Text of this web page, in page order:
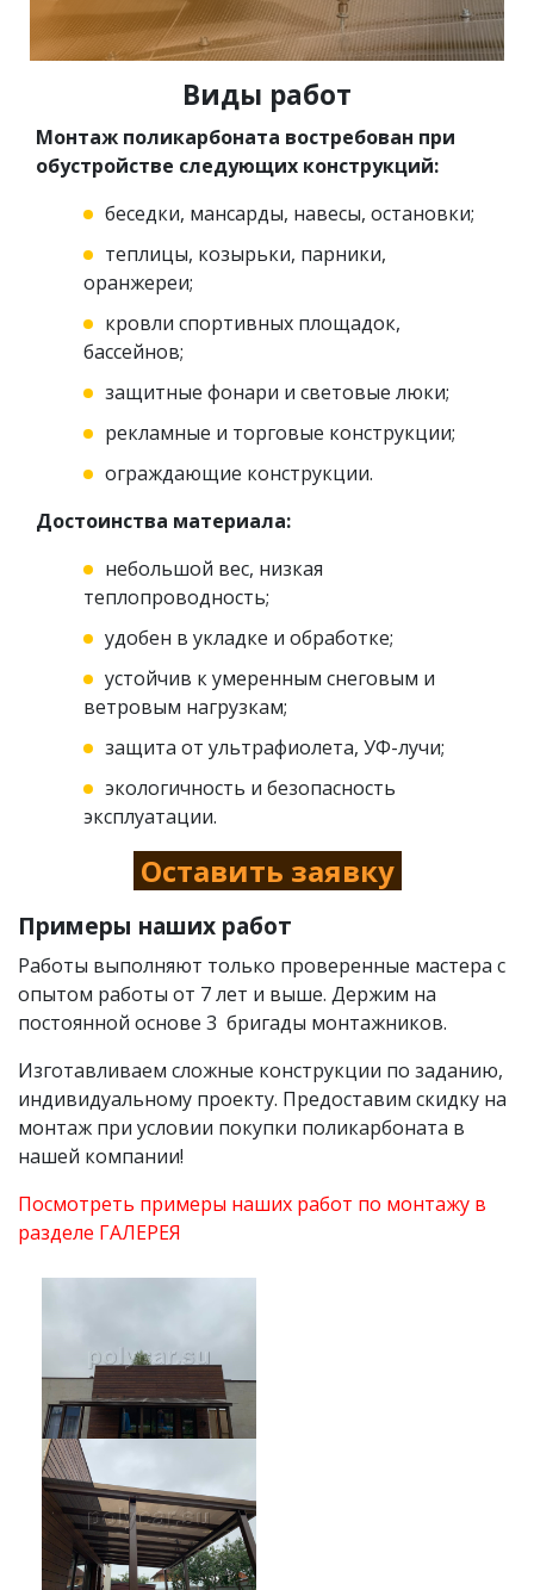
Виды работ
Монтаж поликарбоната востребован при
обустройстве следующих конструкций:
беседки, мансарды, навесы, остановки;
теплицы, козырьки, парники,
оранжереи;
кровли спортивных площадок,
бассейнов;
защитные фонари и световые люки;
рекламные и торговые конструкции;
ограждающие конструкции.
Достоинства материала:
небольшой вес, низкая
теплопроводность;
удобен в укладке и обработке;
устойчив к умеренным снеговым и
ветровым нагрузкам;
защита от ультрафиолета, УФ-лучи;
экологичность и безопасность
эксплуатации.
Оставить заявку
Примеры наших работ
Работы выполняют только проверенные мастера с
опытом работы от 7 лет и выше. Держим на
постоянной основе 3 бригады монтажников.
Изготавливаем сложные конструкции по заданию,
индивидуальному проекту. Предоставим скидку на
монтаж при условии покупки поликарбоната в
нашей компании!
Посмотреть примеры наших работ по монтажу в
разделе ГАЛЕРЕЯ